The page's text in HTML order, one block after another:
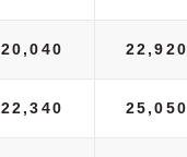
20,040 22,920
22,340 25,050